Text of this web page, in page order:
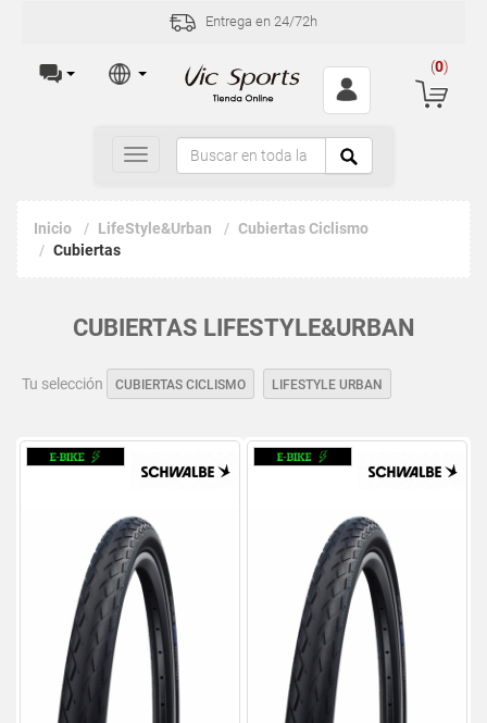
Entrega en 24/72h
(0)
Toggle
navigation
Inicio LifeStyle&Urban
Cubiertas Ciclismo
Cubiertas
CUBIERTAS LIFESTYLE&URBAN
Tu selección CUBIERTAS CICLISMO LIFESTYLE URBAN